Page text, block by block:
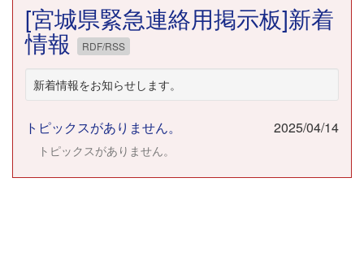
[宮城県緊急連絡用掲示板]新着
情報 RDF/RSS
新着情報をお知らせします。
トピックスがありません。 2025/04/14
トピックスがありません。